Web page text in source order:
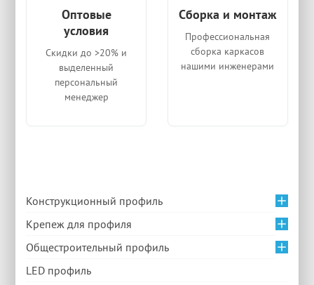
Оптовые
условия
Скидки до >20% и
выделенный
персональный
менеджер
Сборка и монтаж
Профессиональная
сборка каркасов
нашими инженерами
Конструкционный профиль
Крепеж для профиля
Общестроительный профиль
LED профиль